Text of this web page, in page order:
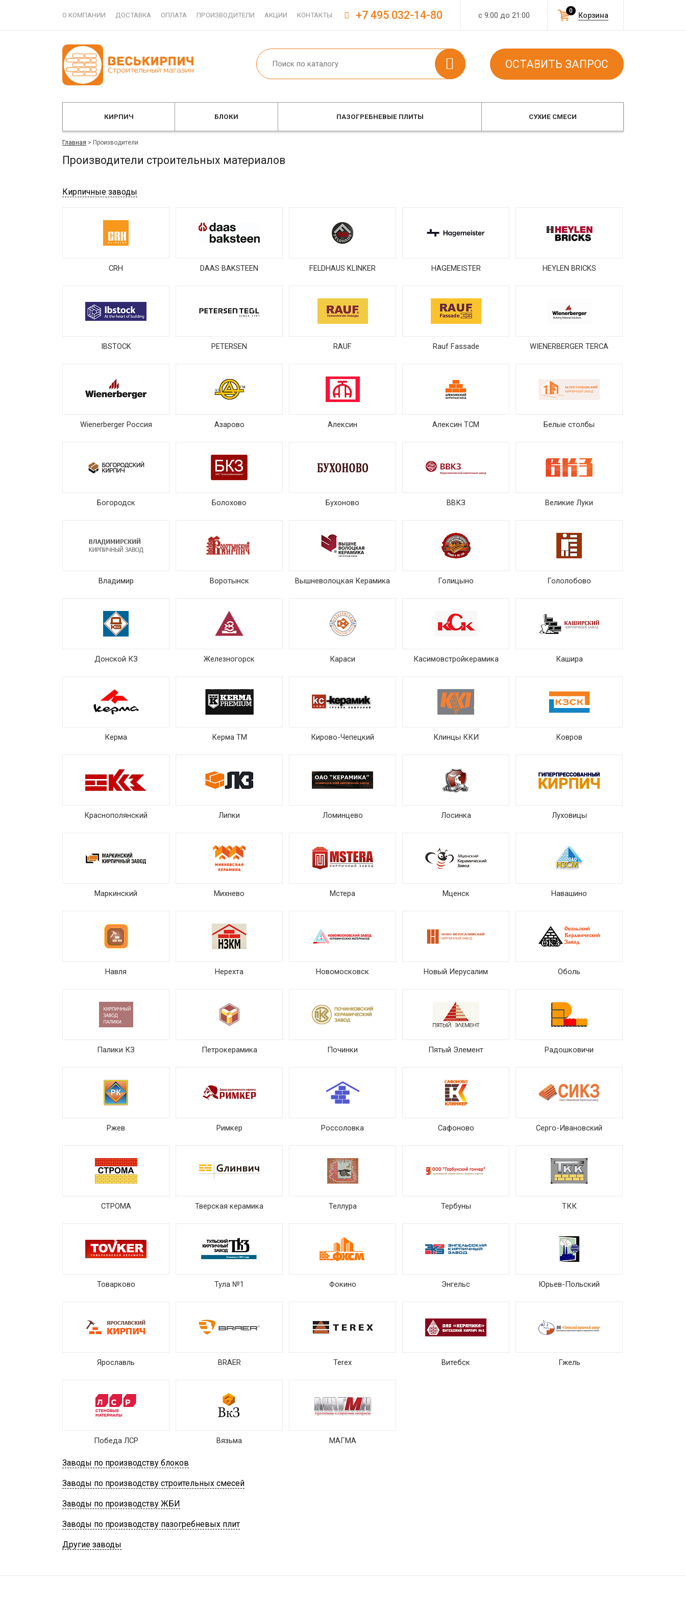
О КОМПАНИИ ДОСТАВКА ОПЛАТА ПРОИЗВОДИТЕЛИ АКЦИИ КОНТАКТЫ с 9:00 до 21:00 Корзина
0
+7 495 032-14-80
ОСТАВИТЬ ЗАПРОС
КИРПИЧ БЛОКИ ПАЗОГРЕБНЕВЫЕ ПЛИТЫ СУХИЕ СМЕСИ
Главная > Производители
Производители строительных материалов
Кирпичные заводы
CRH DAAS BAKSTEEN FELDHAUS KLINKER HAGEMEISTER HEYLEN BRICKS
IBSTOCK PETERSEN RAUF Rauf Fassade WIENERBERGER TERCA
Wienerberger Россия Азарово Алексин Алексин ТСМ Белые столбы
Богородск Болохово Бухоново ВВКЗ Великие Луки
Владимир Воротынск Вышневолоцкая Керамика Голицыно Гололобово
Донской КЗ Железногорск Караси Касимовстройкерамика Кашира
Керма Керма ТМ Кирово-Чепецкий Клинцы ККИ Ковров
Краснополянский Липки Ломинцево Лосинка Луховицы
Маркинский Михнево Мстера Мценск Навашино
Навля Нерехта Новомосковск Новый Иерусалим Оболь
Палики КЗ Петрокерамика Починки Пятый Элемент Радошковичи
Ржев Римкер Россоловка Сафоново Серго-Ивановский
СТРОМА Тверская керамика Теллура Тербуны ТКК
Товарково Тула №1 Фокино Энгельс Юрьев-Польский
Ярославль BRAER Terex Витебск Гжель
Победа ЛСР Вязьма МАГМА
Заводы по производству блоков
Заводы по производству строительных смесей
Заводы по производству ЖБИ
Заводы по производству пазогребневых плит
Другие заводы